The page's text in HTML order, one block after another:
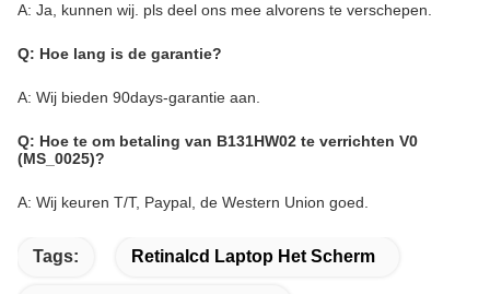
A: Ja, kunnen wij. pls deel ons mee alvorens te verschepen.
Q: Hoe lang is de garantie?
A: Wij bieden 90days-garantie aan.
Q: Hoe te om betaling van B131HW02 te verrichten V0
(MS_0025)?
A: Wij keuren T/T, Paypal, de Western Union goed.
Tags: Retinalcd Laptop Het Scherm